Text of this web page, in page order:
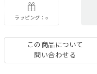
ラッピング：○
この商品について
問い合わせる